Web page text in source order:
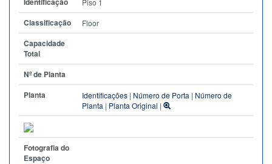
Piso 1
Classificação Floor
Capacidade
Total
Nº de Planta
Planta
Identificações | Número de Porta | Número de
Planta | Planta Original |
Fotografia do
Espaço